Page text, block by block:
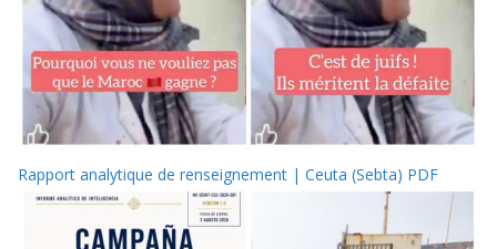
Rapport analytique de renseignement | Ceuta (Sebta) PDF